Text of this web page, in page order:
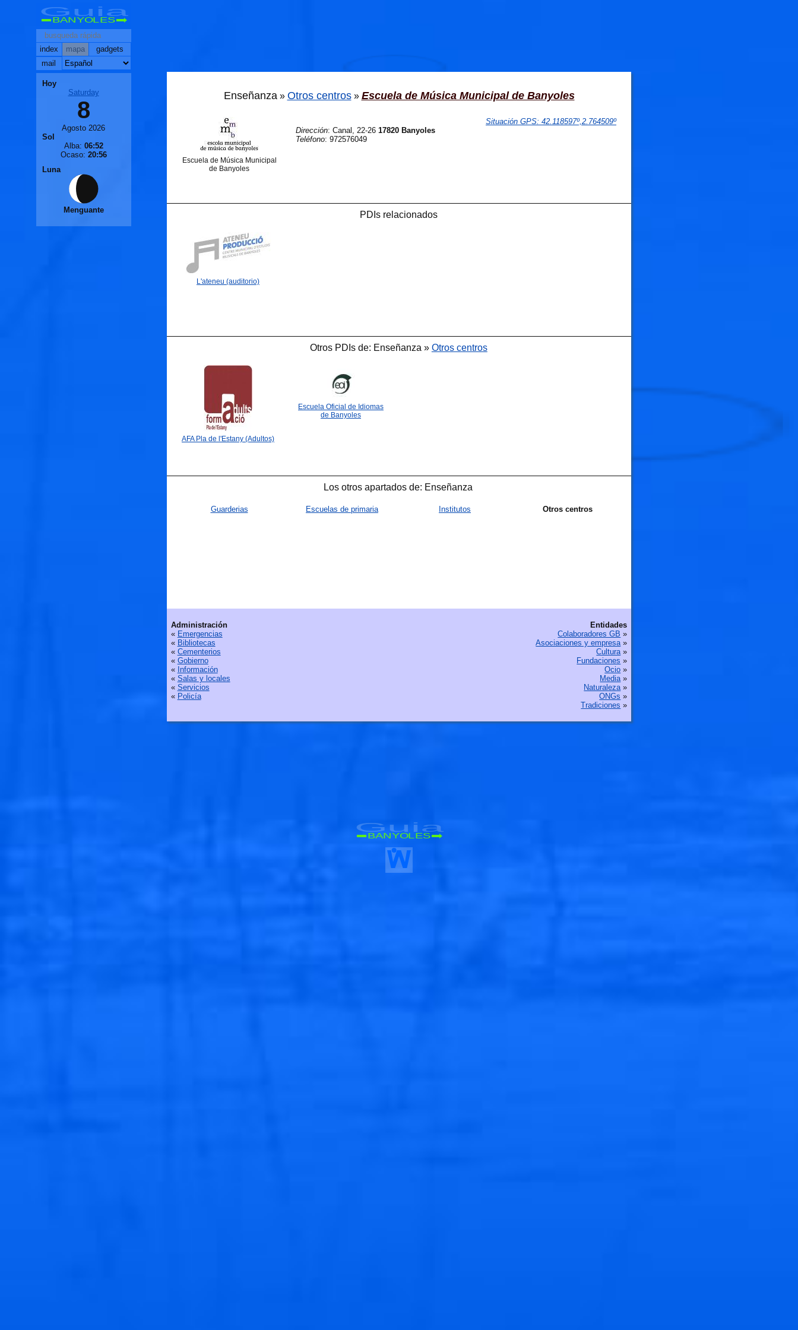
Enseñanza» Otros centros» Escuela de Música Municipal de Banyoles
Escuela de Música Municipal
de Banyoles
Situación GPS: 42.118597º,2.764509º
Dirección: Canal, 22-26 17820 Banyoles
Teléfono: 972576049
PDIs relacionados
L'ateneu (auditorio)
Otros PDIs de: Enseñanza » Otros centros
AFA Pla de l'Estany (Adultos)
Escuela Oficial de Idiomas
de Banyoles
Los otros apartados de: Enseñanza
Guarderias Escuelas de primaria Institutos Otros centros
Entidades
Colaboradores GB »
Asociaciones y empresa»
Cultura»
Fundaciones »
Ocio »
Media»
Naturaleza»
ONGs »
Tradiciones »
Administración
« Emergencias
« Bibliotecas
« Cementerios
« Gobierno
« Información
« Salas y locales
« Servicios
« Policía
Guia
BANYOLES
Guia
BANYOLES
index mapa
gadgets
mail
Hoy
Saturday
8
Agosto 2026
Sol
Alba: 06:52
Ocaso: 20:56
Luna
Menguante
🐟
🐟
🐟
🐟
🐟